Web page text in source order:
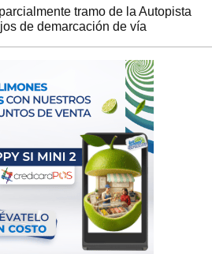
tramo de la Autopista
de demarcación de vía